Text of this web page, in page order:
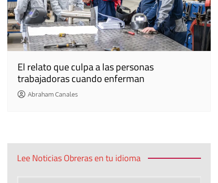
El relato que culpa a las personas
trabajadoras cuando enferman
Abraham Canales
Lee Noticias Obreras en tu idioma